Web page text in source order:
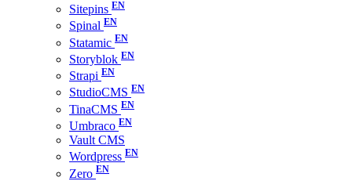
Sitepins
Spinal
Statamic
Storyblok
Strapi
StudioCMS
TinaCMS
Umbraco
Vault CMS
Wordpress
Zero